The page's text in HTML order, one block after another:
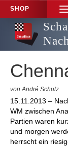
SHOP
von André Schulz
15.11.2013 –
WM zwischen
Partien waren
und morgen
herrscht ein